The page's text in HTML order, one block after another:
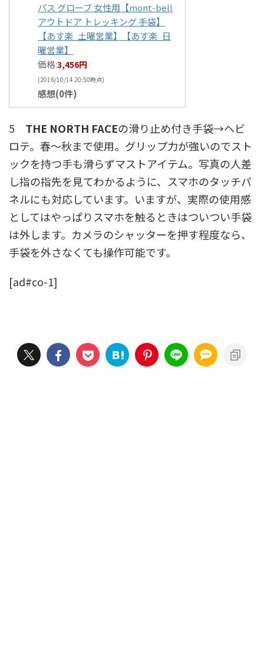
パス グローブ 女性用【mont-bell
アウトドア トレッキング 手袋】
【あす楽_土曜営業】【あす楽_日
曜営業】
価格:3,456円
(2016/10/14 20:50時点)
感想(0件)
5 THE NORTH FACEの滑り止め付き手袋→ヘビ
ロテ。春～秋まで使用。グリップ力が強いのでスト
ックを持つ手も滑らずマストアイテム。写真の人差
し指の指先を見てわかるように、スマホのタッチパ
ネルにも対応しています。いますが、実際の使用感
としてはやっぱりスマホを触るときはついつい手袋
は外します。カメラのシャッターを押す程度なら、
手袋を外さなくても操作可能です。
[ad#co-1]